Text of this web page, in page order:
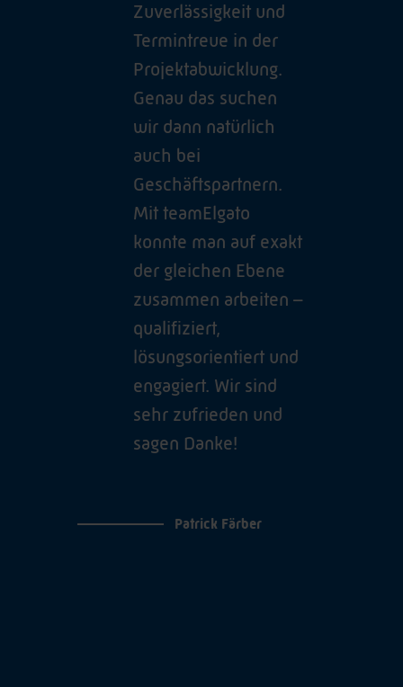
Zuverlässigkeit und
Termintreue in der
Projektabwicklung.
Genau das suchen
wir dann natürlich
auch bei
Geschäftspartnern.
Mit teamElgato
konnte man auf exakt
der gleichen Ebene
zusammen arbeiten –
qualifiziert,
lösungsorientiert und
engagiert. Wir sind
sehr zufrieden und
sagen Danke!
Patrick Färber